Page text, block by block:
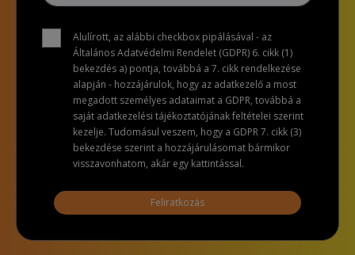
Alulírott, az alábbi checkbox pipálásával - az
Általános Adatvédelmi Rendelet (GDPR) 6. cikk (1)
bekezdés a) pontja, továbbá a 7. cikk rendelkezése
alapján - hozzájárulok, hogy az adatkezelő a most
megadott személyes adataimat a GDPR, továbbá a
saját adatkezelési tájékoztatójának feltételei szerint
kezelje. Tudomásul veszem, hogy a GDPR 7. cikk (3)
bekezdése szerint a hozzájárulásomat bármikor
visszavonhatom, akár egy kattintással.
Feliratkozás